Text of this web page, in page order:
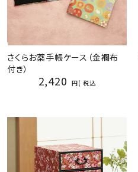
さくらお薬手帳ケース（金襴布
付き）
2,420 税込